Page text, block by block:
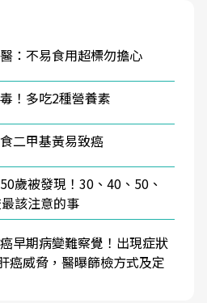
：不易食用超標勿擔心
！多吃2種營養素
二甲基黃易致癌
歲被發現！30、40、50、
該注意的事
早期病變難察覺！出現症狀
癌威脅，醫曝篩檢方式及定